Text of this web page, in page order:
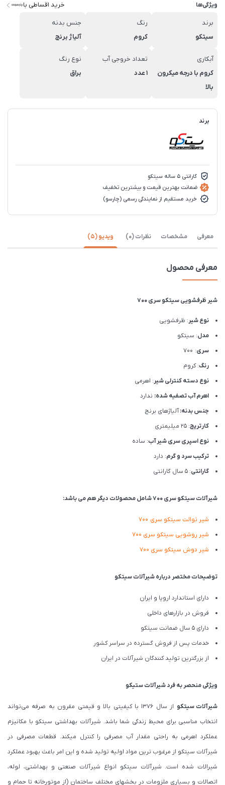
ویژگی‌ها خرید اقساطی با
برند
سیتکو
رنگ
کروم
جنس بدنه
آلیاژ برنج
آبکاری
کروم با درجه میکرون
بالا
تعداد خروجی آب
1 عدد
نوع رنگ
براق
برند
گارانتی 5 ساله سیتکو
ضمانت بهترین قیمت و بیشترین تخفیف
خرید مستقیم از نمایندگی رسمی (چارسو)
معرفی مشخصات نظرات (0) ویدیو (5)
معرفی محصول
شیر ظرفشویی سیتکو سری 700
نوع شیر: ظرفشویی
مدل: سیتکو
سری: 700
رنگ: کروم
نوع دسته کنترلی شیر: اهرمی
اهرم آب تصفیه شده: ندارد
جنس بدنه:آلیاژهای برنج
کارتریج: 25 میلیمتری
نوع اسپری سری شیر آب: ساده
ترکیب سرد و گرم: دارد
گارانتی: 5 سال گارانتی
شیرآلات سیتکو سری 700 شامل محصولات دیگر هم می باشد:
شیر توالت سیتکو سری 700
شیر روشویی سیتکو سری 700
شیر دوش سیتکو سری 700
توضیحات مختصر درباره شیرآلات سیتکو
دارای استاندارد اروپا و ایران
فروش در بازارهای داخلی
دارای 5 سال ضمانت سیتکو
خدمات پس از فروش گسترده در سراسر کشور
از بزرگترین تولید کنندگان شیرآلات در ایران
ویژگی منحصر به فرد شیرآلات ستیکو
شیرآلات سیتکو
از سال 1376 با کیفیتی بالا و قیمتی مقرون به صرفه می‌‌تواند
انتخاب مناسبی برای محیط زندگی شما باشد. شیرآلات بهداشتی سیتکو با مکانیزم
عملکرد اهرمی به راحتی مقدار آب مصرفی را کنترل میکند. قطعات مصرفی در
شیرآلات سیتکو از مرغوب ترین مواد اولیه تولید شده و این امر باعث بهبود عملکرد
شیرالات شده است. شیرآلات سیتکو انواع شیرآلات صنعتی و بهداشتی، لوله،
اتصالات و بسیاری ملزومات در بخشهای مختلف ساختمان (از موتورخانه تا حمام و